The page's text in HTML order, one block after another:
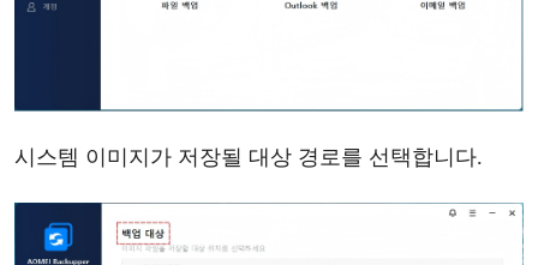
시스템 이미지가 저장될 대상 경로를 선택합니다.